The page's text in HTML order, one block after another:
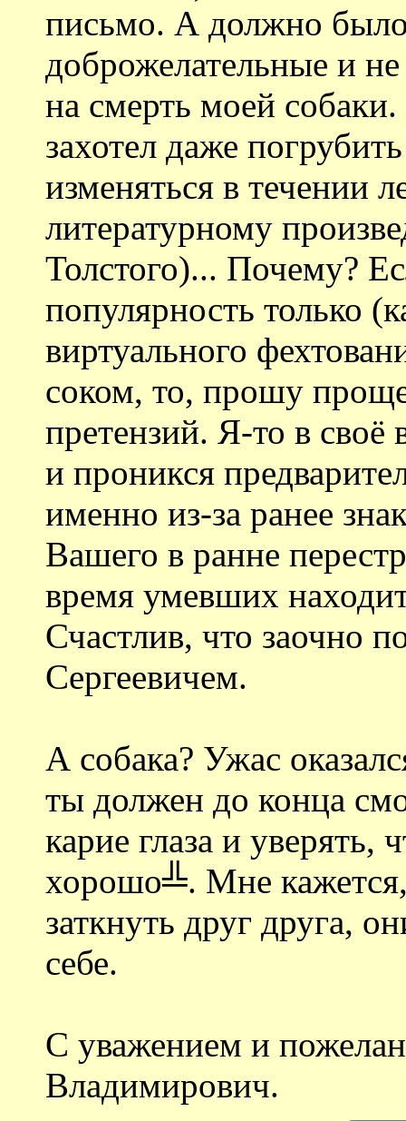
письмо. А должно
доброжелательные и
на смерть моей
захотел даже
изменяться в течении
литературному
Толстого)... Почему?
популярность только
виртуального
соком, то, прошу
претензий. Я-то в своё
и проникся
именно из-за ранее
Вашего в ранне
время умевших
Счастлив, что заочно
Сергеевичем.
А собака? Ужас
ты должен до конца
карие глаза и уверять,
хорошо╩. Мне
заткнуть друг друга,
себе.
С уважением и
Владимирович.